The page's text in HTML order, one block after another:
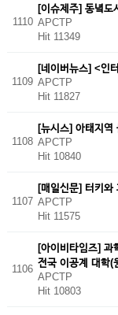
1110
[이슈제주] 동녘도
APCTP
Hit 11349
1109
[네이버뉴스] <인
APCTP
Hit 11827
1108
[뉴시스] 아태지역
APCTP
Hit 10840
1107
[매일신문] 터키와
APCTP
Hit 11575
1106
[아이비타임즈] 과
전국 이공계 대학(
APCTP
Hit 10803